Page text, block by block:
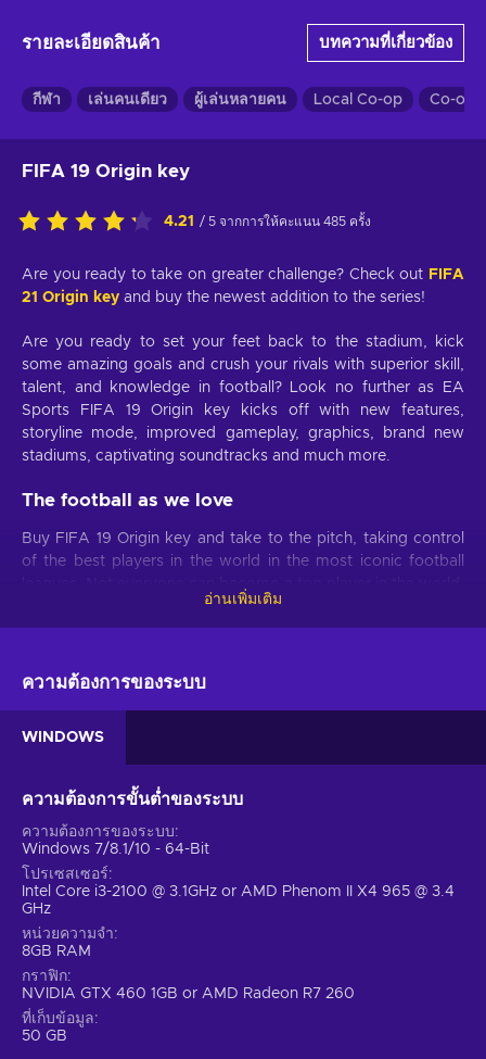
รายละเอียดสินค้า บทความที่เกี่ยวข้อง
กีฬา เล่นคนเดียว ผู้เล่นหลายคน Local Co-op Co-op
FIFA 19 Origin key
4.21 / 5 จากการให้คะแนน 485 ครั้ง
Are you ready to take on greater challenge? Check out FIFA
21 Origin key and buy the newest addition to the series!
Are you ready to set your feet back to the stadium, kick
some amazing goals and crush your rivals with superior skill,
talent, and knowledge in football? Look no further as EA
Sports FIFA 19 Origin key kicks off with new features,
storyline mode, improved gameplay, graphics, brand new
stadiums, captivating soundtracks and much more.
The football as we love
Buy FIFA 19 Origin key and take to the pitch, taking control
of the best players in the world in the most iconic football
no matter how hard they were to try, but laying down the
FIFA 19 price for some invaluable experience is more than
anything related to football not pricey?!
opportunities, settings, and ways to score. Highly prestigious
UEFA Champions League tournament is the newest addition
to the game, which offers a variety of new matches such as
Europa League, Super Cup and Champions League.
Alongside the UEFA Champions League, 16 new stadiums
are waiting clean and fresh!
Face scans & more
More than 200 player face scans will guarantee that the
already familiar faces in-game would look even more realistic
and current. Active Touch – the dynamic team tactic options
อ่านเพิ่มเติม
ความต้องการของระบบ
WINDOWS
ความต้องการขั้นต่ำของระบบ
ความต้องการของระบบ
Windows 7/8.1/10 - 64-Bit
โปรเซสเซอร์
Intel Core i3-2100 @ 3.1GHz or AMD Phenom II X4 965 @ 3.4
GHz
หน่วยความจำ
8GB RAM
กราฟิก
NVIDIA GTX 460 1GB or AMD Radeon R7 260
ที่เก็บข้อมูล
50 GB